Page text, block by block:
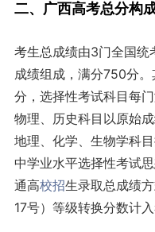
二、广西高考总分构
考生总成绩由3门全国统
成绩组成，满分750分
分，选择性考试科目每
物理、历史科目以原始
地理、化学、生物学科
中学业水平选择性考试
通高校招生录取总成绩
17号）等级转换分数计入